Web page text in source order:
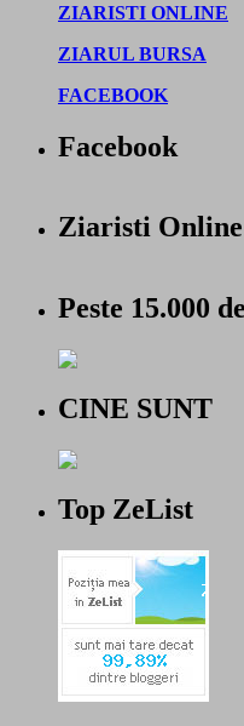
ZIARISTI ONLINE
ZIARUL BURSA
FACEBOOK
Facebook
Ziaristi Online
Peste 15.000
CINE SUNT
Top ZeList